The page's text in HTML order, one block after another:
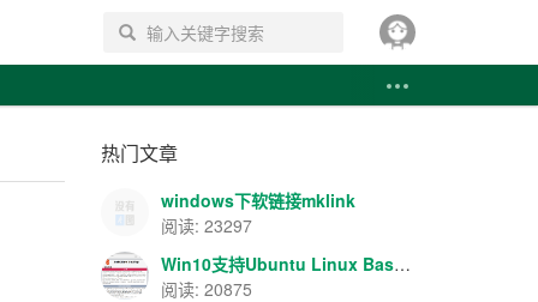
搜索
热门文章
windows下软链接mklink
阅读: 23297
Win10支持Ubuntu Linux Bash-apache+php+mysql环境搭建
阅读: 20875